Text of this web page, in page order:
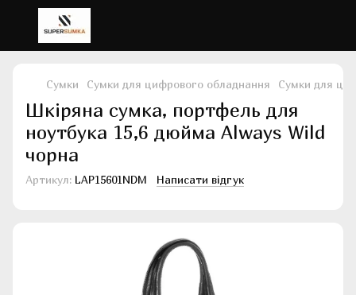
Сумки Сумки для цифрового обладнання Сумки для
Шкіряна сумка, портфель для
ноутбука 15,6 дюйма Always Wild
чорна
Артикул: LAP15601NDM Написати відгук